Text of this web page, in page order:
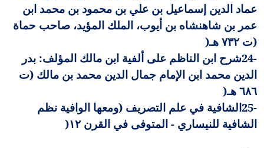
عماد الدين إسماعيل بن علي بن محمود بن محمد ابن
عمر بن شاهنشاه بن أيوب، الملك المؤيد، صاحب حماة
(ت ٧٣٢ هـ
)
24-شرح ابن الناظم على ألفية ابن مالك المؤلف: بدر
الدين محمد ابن الإمام جمال الدين محمد بن مالك (ت
٦٨٦ هـ
)
25-الشافية في علم التصريف (ومعها الوافية نظم
الشافية للنيساري - المتوفى في القرن ١٢
)